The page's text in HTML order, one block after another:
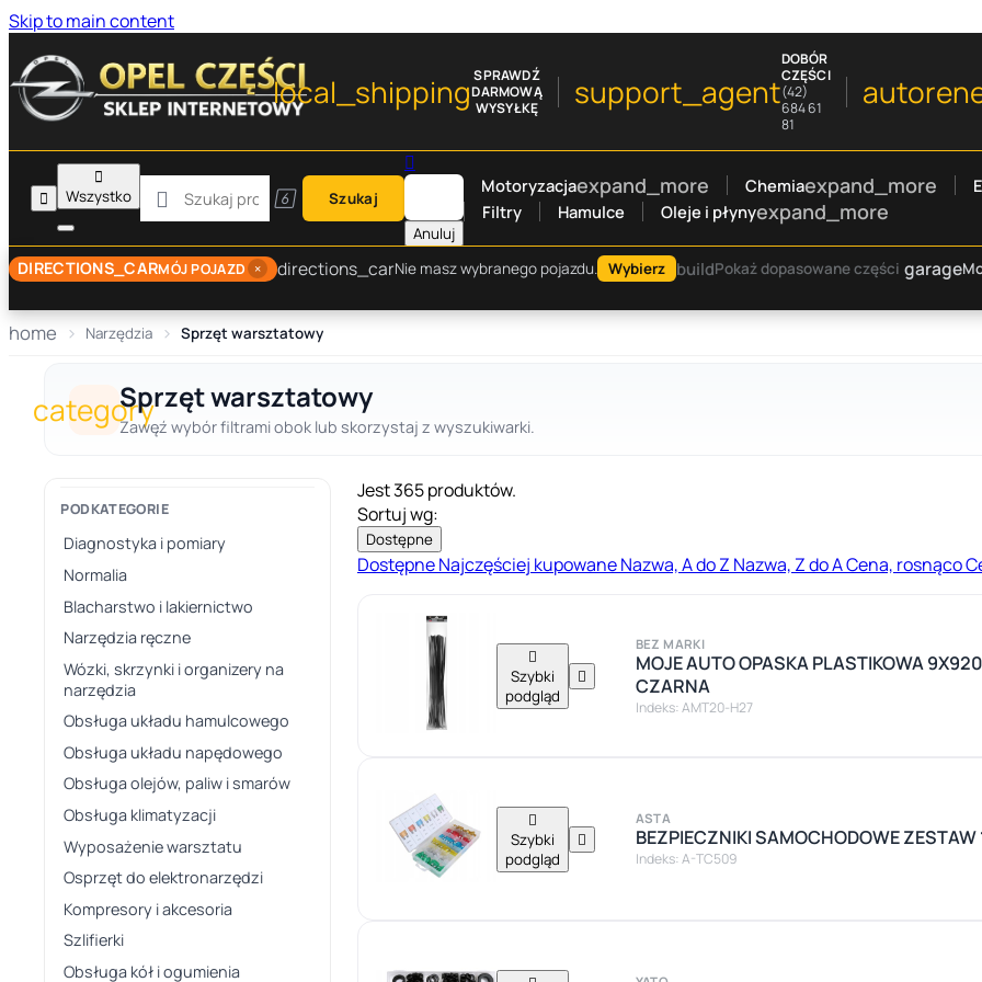
Skip to main content
local_shippingSPRAWDŹ
DARMOWĄ
WYSYŁKĘ
support_agent
DOBÓR
CZĘŚCI
(42)
684 61
81


Wszystko
  Szukaj

Anuluj
Motoryzacjaexpand_more Chemiaexpand_more
Filtry Hamulce Oleje i płynyexpand_more
DIRECTIONS_CARMÓJ POJAZD × directions_carNie masz wybranego pojazdu. Wybierz buildPokaż dopasowane części garage
home Narzędzia Sprzęt warsztatowy
categorySprzęt warsztatowy
Zawęź wybór filtrami obok lub skorzystaj z wyszukiwarki.
PODKATEGORIE
Diagnostyka i pomiary
Normalia
Blacharstwo i lakiernictwo
Narzędzia ręczne
Wózki, skrzynki i organizery na
narzędzia
Obsługa układu hamulcowego
Obsługa układu napędowego
Obsługa olejów, paliw i smarów
Obsługa klimatyzacji
Wyposażenie warsztatu
Osprzęt do elektronarzędzi
Kompresory i akcesoria
Szlifierki
Obsługa kół i ogumienia
Jest 365 produktów.
Sortuj wg:
Dostępne
DostępneNajczęściej kupowaneNazwa, A do Z Nazwa, Z do ACena, rosnąco

Szybki
podgląd

BEZ MARKI
MOJE AUTO OPASKA PLASTIKOWA
CZARNA
Indeks: AMT20-H27

Szybki
podgląd

ASTA
BEZPIECZNIKI SAMOCHODOWE
Indeks: A-TC509